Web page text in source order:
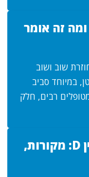
זה אומר
שוב ושוב
במיוחד סביב
רבים, חלק
מזונות עשירים בוויטמין D: מקורות,